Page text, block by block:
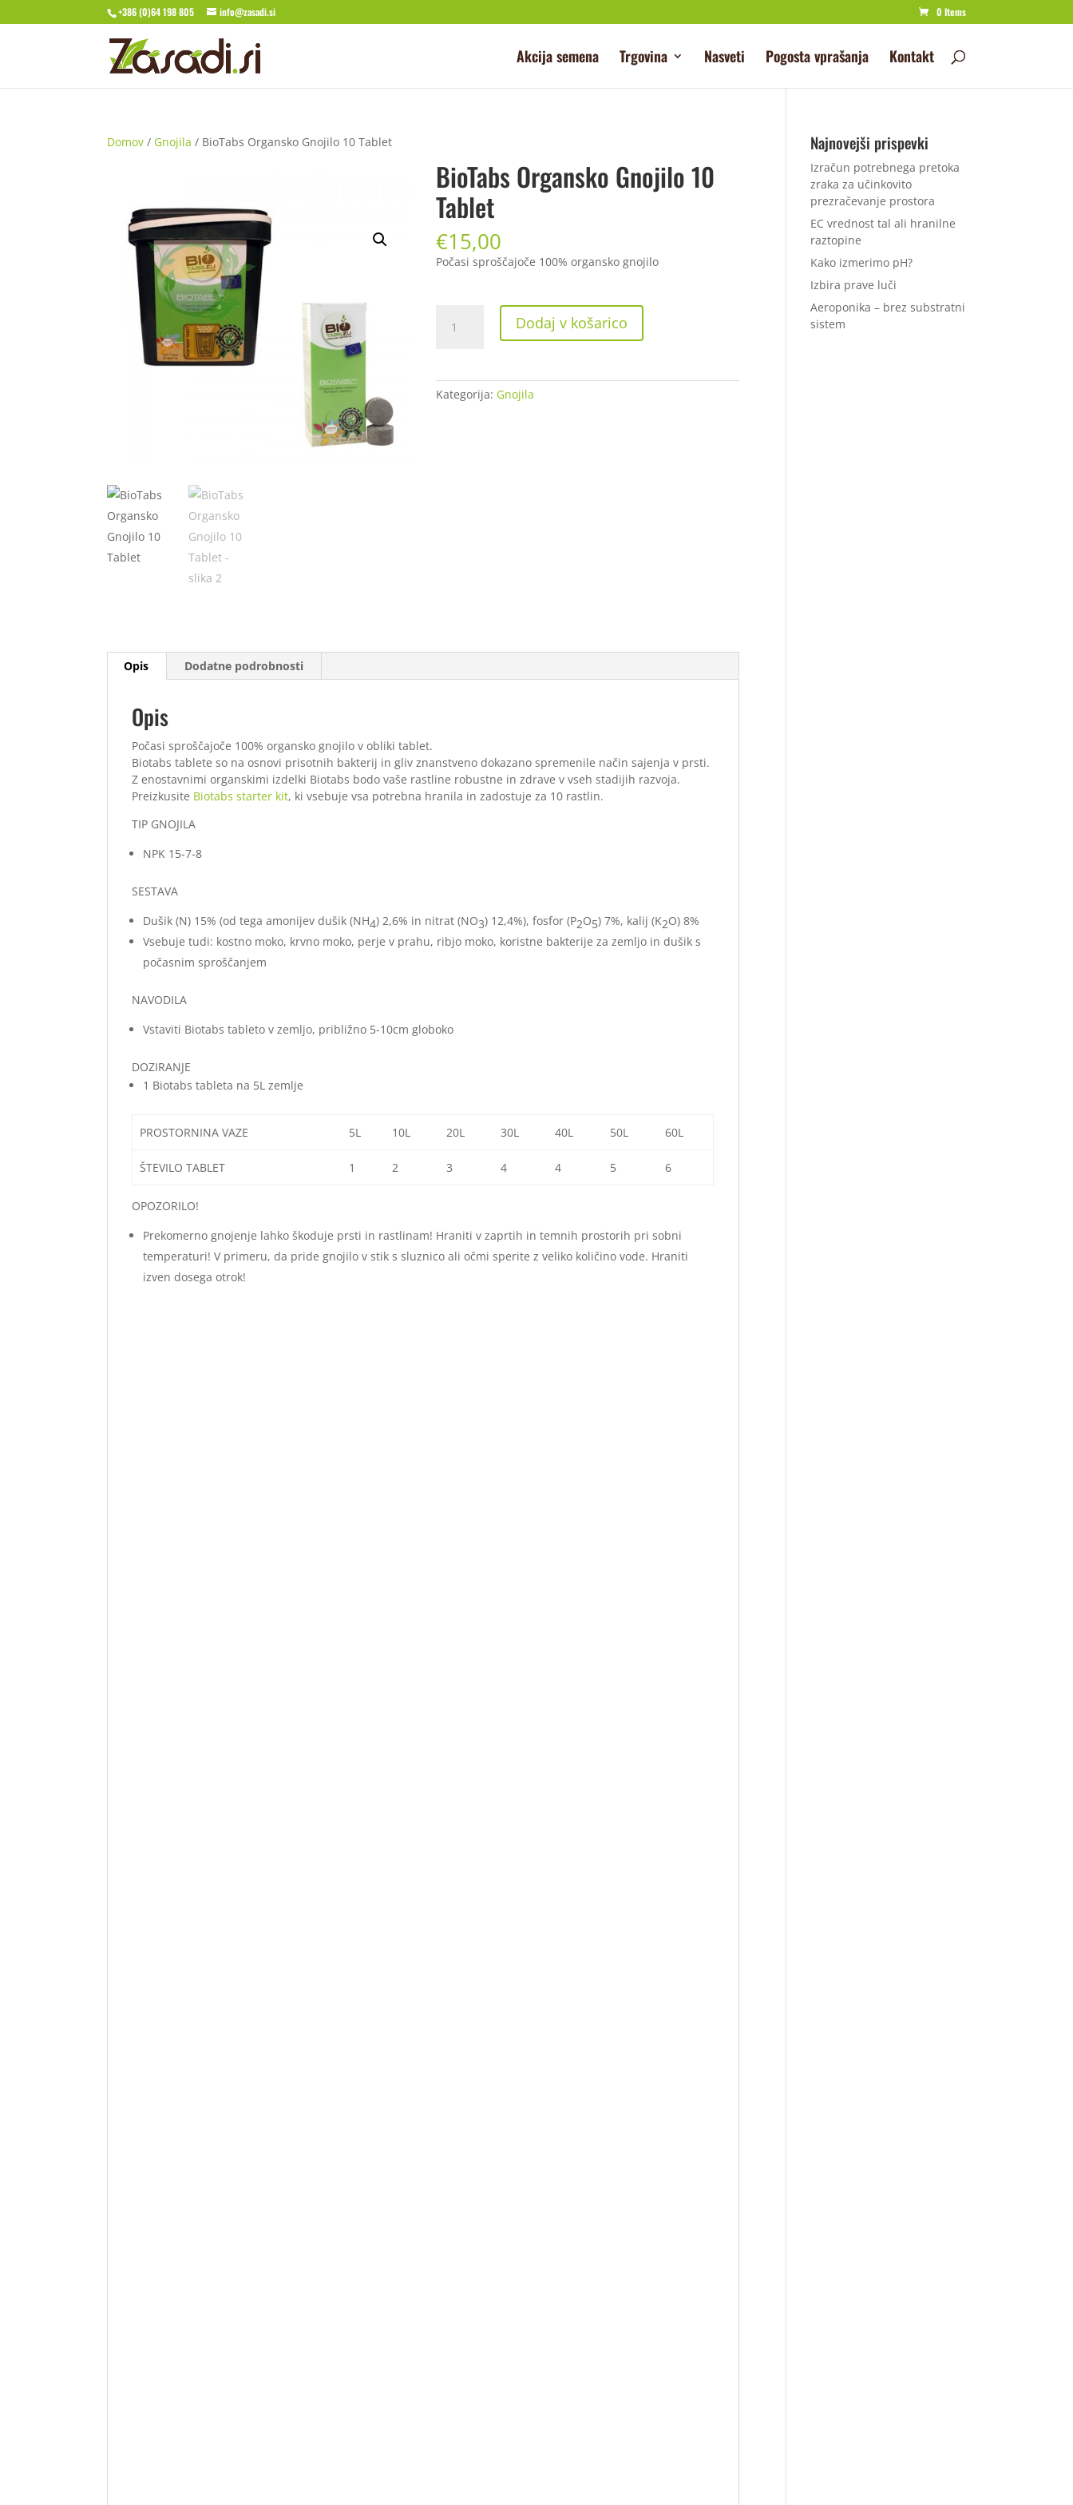
+386 (0)64 198 805 info@zasadi.si 0 Items
Akcija semena Trgovina Nasveti Pogosta vprašanja Kontakt
Domov / Gnojila / BioTabs Organsko Gnojilo 10 Tablet
BioTabs Organsko Gnojilo 10
Tablet
€15,00
Počasi sproščajoče 100% organsko gnojilo
Organsko
Tablet
količina
Dodaj v košarico
Kategorija: Gnojila
Opis Dodatne podrobnosti
Opis
Počasi sproščajoče 100% organsko gnojilo v obliki tablet.
Biotabs tablete so na osnovi prisotnih bakterij in gliv znanstveno dokazano spremenile način sajenja v prsti.
Z enostavnimi organskimi izdelki Biotabs bodo vaše rastline robustne in zdrave v vseh stadijih razvoja.
Preizkusite Biotabs starter kit, ki vsebuje vsa potrebna hranila in zadostuje za 10 rastlin.
TIP GNOJILA
NPK 15-7-8
SESTAVA
Dušik (N) 15% (od tega amonijev dušik (NH4) 2,6% in nitrat (NO3) 12,4%), fosfor (P2O5) 7%, kalij (K2O) 8%
Vsebuje tudi: kostno moko, krvno moko, perje v prahu, ribjo moko, koristne bakterije za zemljo in dušik s
počasnim sproščanjem
NAVODILA
Vstaviti Biotabs tableto v zemljo, približno 5-10cm globoko
DOZIRANJE
1 Biotabs tableta na 5L zemlje
PROSTORNINA VAZE 5L 10L 20L 30L 40L 50L 60L
ŠTEVILO TABLET 1 2 3 4 4 5 6
OPOZORILO!
Prekomerno gnojenje lahko škoduje prsti in rastlinam! Hraniti v zaprtih in temnih prostorih pri sobni
temperaturi! V primeru, da pride gnojilo v stik s sluznico ali očmi sperite z veliko količino vode. Hraniti
izven dosega otrok!
Najnovejši prispevki
Izračun potrebnega pretoka
zraka za učinkovito
prezračevanje prostora
EC vrednost tal ali hranilne
raztopine
Kako izmerimo pH?
Izbira prave luči
Aeroponika – brez substratni
sistem